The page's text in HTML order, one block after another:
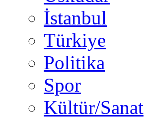
İstanbul
Türkiye
Politika
Spor
Kültür/Sanat